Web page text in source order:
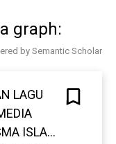
graph:
by Semantic Scholar
LAGU
ISLAM